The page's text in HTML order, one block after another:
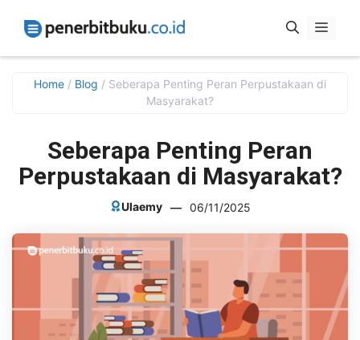
Menu
Home / Blog / Seberapa Penting Peran Perpustakaan di
Masyarakat?
Seberapa Penting Peran
Perpustakaan di Masyarakat?
Ulaemy — 06/11/2025